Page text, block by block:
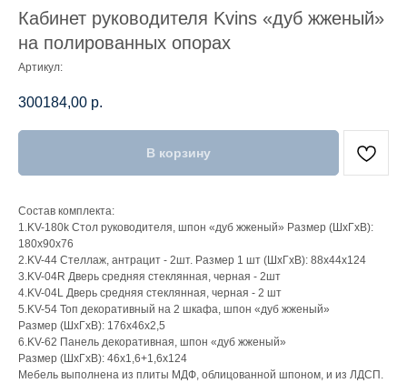
Кабинет руководителя Kvins «дуб жженый»
на полированных опорах
Артикул:
300184,00 р.
В корзину
Состав комплекта:
1.KV-180k Стол руководителя, шпон «дуб жженый» Размер (ШхГхВ):
180х90х76
2.KV-44 Стеллаж, антрацит - 2шт. Размер 1 шт (ШхГхВ): 88х44х124
3.KV-04R Дверь средняя стеклянная, черная - 2шт
4.KV-04L Дверь средняя стеклянная, черная - 2 шт
5.KV-54 Топ декоративный на 2 шкафа, шпон «дуб жженый»
Размер (ШхГхВ): 176х46х2,5
6.KV-62 Панель декоративная, шпон «дуб жженый»
Размер (ШхГхВ): 46х1,6+1,6х124
Мебель выполнена из плиты МДФ, облицованной шпоном, и из ЛДСП.